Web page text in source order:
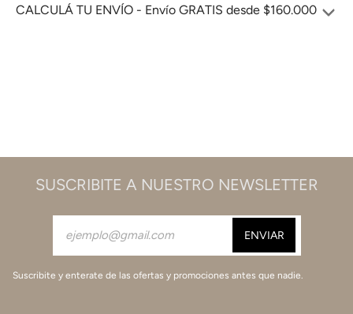
CALCULÁ TU ENVÍO - Envío GRATIS desde $160.000
SUSCRIBITE A NUESTRO NEWSLETTER
Suscribite y enterate de las ofertas y promociones antes que nadie.